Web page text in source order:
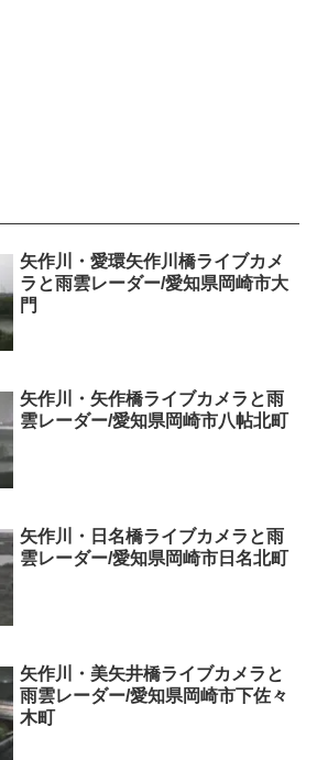
矢作川・愛環矢作川橋ライブカメ
ラと雨雲レーダー/愛知県岡崎市大
門
矢作川・矢作橋ライブカメラと雨
雲レーダー/愛知県岡崎市八帖北町
矢作川・日名橋ライブカメラと雨
雲レーダー/愛知県岡崎市日名北町
矢作川・美矢井橋ライブカメラと
雨雲レーダー/愛知県岡崎市下佐々
木町